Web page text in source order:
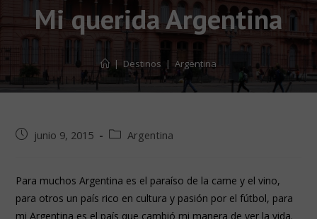
Mi querida Argentina
| Destinos | Argentina
junio 9, 2015 Argentina
Para muchos Argentina es el paraíso de la carne y el vino,
para otros un país rico en cultura y pasión por el fútbol, para
mi Argentina es el país que cambió mi manera de ver la vida.